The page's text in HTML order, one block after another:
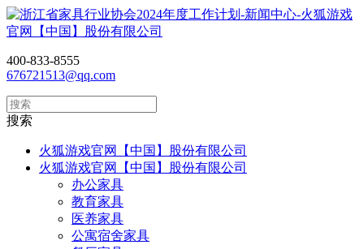
400-833-8555
676721513@qq.com
搜索
火狐游戏官网【中国】股份有限公司
火狐游戏官网【中国】股份有限公司
办公家具
教育家具
医养家具
公寓宿舍家具